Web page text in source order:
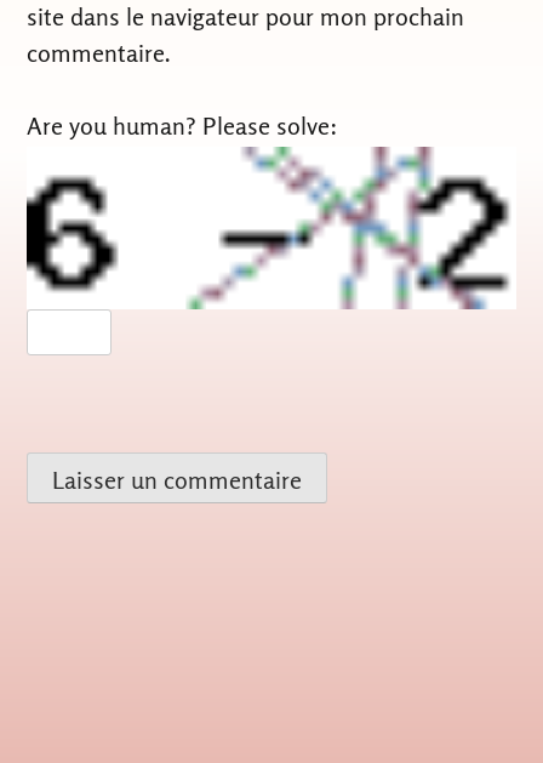
site dans le navigateur pour mon prochain
commentaire.
Are you human? Please solve: